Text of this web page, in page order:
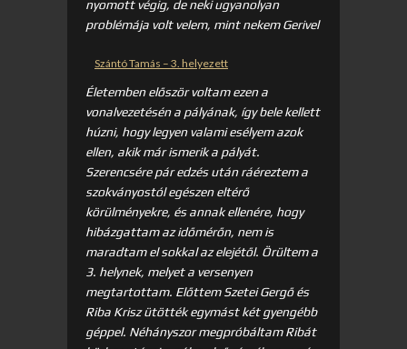
nyomott végig, de neki ugyanolyan
problémája volt velem, mint nekem Gerivel
Szántó Tamás – 3. helyezett
Életemben először voltam ezen a
vonalvezetésén a pályának, így bele kellett
húzni, hogy legyen valami esélyem azok
ellen, akik már ismerik a pályát.
Szerencsére pár edzés után ráéreztem a
szokványostól egészen eltérő
körülményekre, és annak ellenére, hogy
hibázgattam az időmérőn, nem is
maradtam el sokkal az elejétől. Örültem a
3. helynek, melyet a versenyen
megtartottam. Előttem Szetei Gergő és
Riba Krisz ütötték egymást két gyengébb
géppel. Néhányszor megpróbáltam Ribát